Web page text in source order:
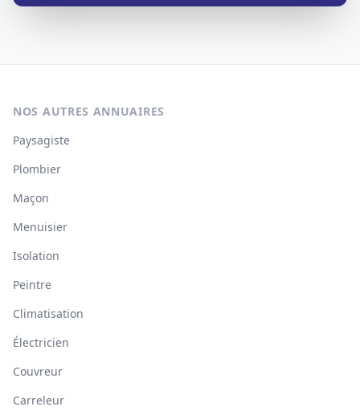
NOS AUTRES ANNUAIRES
Paysagiste
Plombier
Maçon
Menuisier
Isolation
Peintre
Climatisation
Électricien
Couvreur
Carreleur